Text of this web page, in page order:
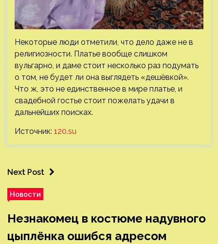
Некоторые люди отметили, что дело даже не в
религиозности. Платье вообще слишком
вульгарно, и даме стоит несколько раз подумать
о том, не будет ли она выглядеть «дешёвкой».
Что ж, это не единственное в мире платье, и
свадебной гостье стоит пожелать удачи в
дальнейших поисках.
Источник: 120.su
Next Post
Новости
Незнакомец в костюме надувного
цыплёнка ошибся адресом